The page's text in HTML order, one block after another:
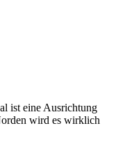
ist eine Ausrichtung
wird es wirklich